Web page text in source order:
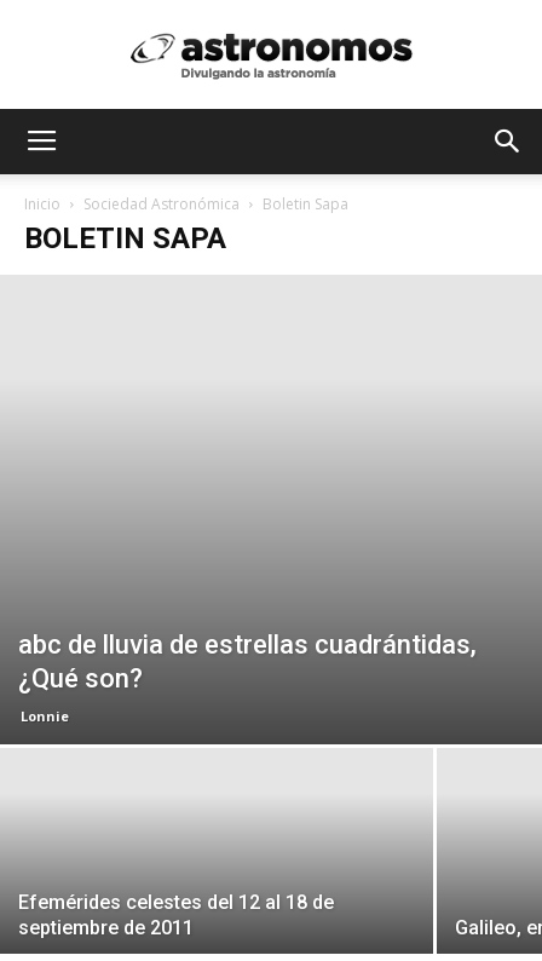
Inicio Sociedad Astronómica Boletin Sapa
BOLETIN SAPA
abc de lluvia de estrellas cuadrántidas,
¿Qué son?
Lonnie
Efemérides celestes del 12 al 18 de
septiembre de 2011
Galileo,